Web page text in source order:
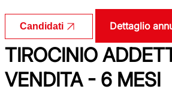
Candidati Dettaglio
TIROCINIO
VENDITA - 6 MESI